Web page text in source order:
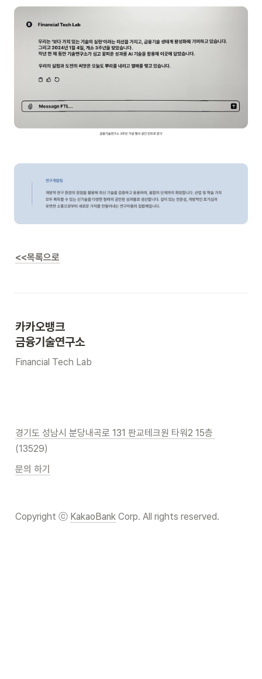
<<목록으로
카카오뱅크
금융기술연구소
Financial Tech Lab
(13529)
문의 하기
Copyright ⓒ KakaoBank Corp. All rights reserved.